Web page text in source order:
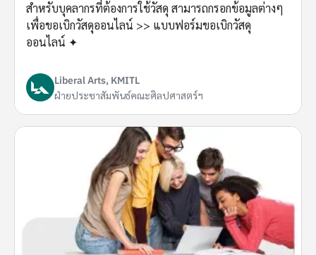
สำหรับบุคลากรที่ต้องการใช้วัสดุ สามารถกรอกข้อมูลต่างๆ
เพื่อขอเบิกวัสดุออนไลน์ >> แบบฟอร์มขอเบิกวัสดุ
ออนไลน์ ✦
Liberal Arts, KMITL
ฝ่ายประชาสัมพันธ์คณะศิลปศาสตร์ฯ